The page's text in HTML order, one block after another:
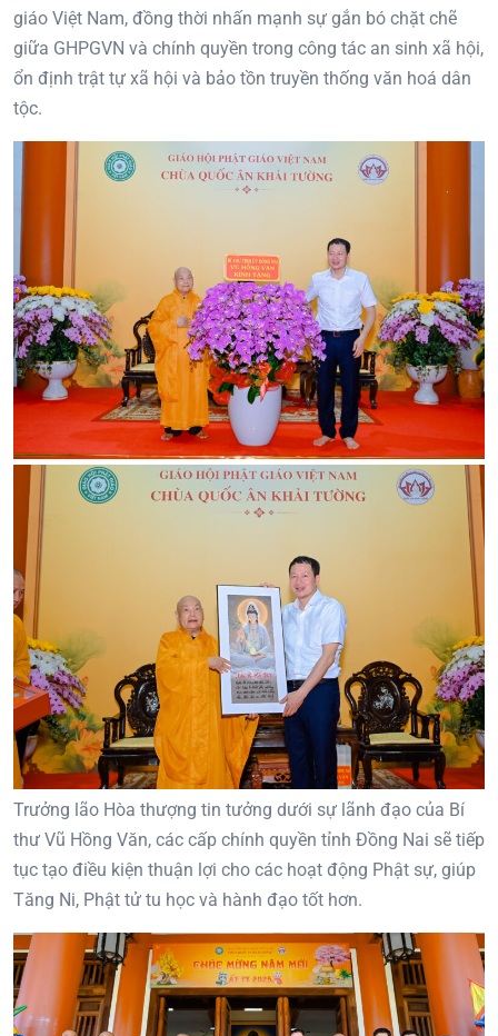
giáo Việt Nam, đồng thời nhấn mạnh sự gắn bó chặt chẽ
giữa GHPGVN và chính quyền trong công tác an sinh xã hội,
ổn định trật tự xã hội và bảo tồn truyền thống văn hoá dân
tộc.
Trưởng lão Hòa thượng tin tưởng dưới sự lãnh đạo của Bí
thư Vũ Hồng Văn, các cấp chính quyền tỉnh Đồng Nai sẽ tiếp
tục tạo điều kiện thuận lợi cho các hoạt động Phật sự, giúp
Tăng Ni, Phật tử tu học và hành đạo tốt hơn.